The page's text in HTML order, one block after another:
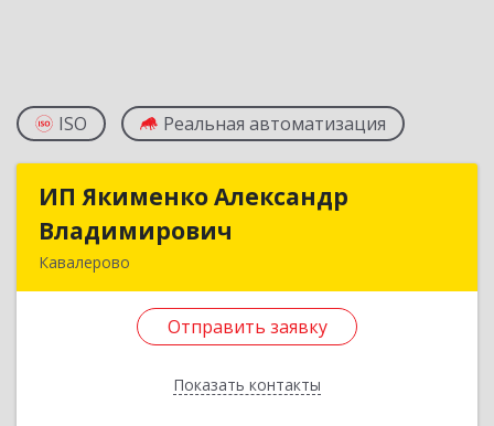
ISO Реальная автоматизация
ИП Якименко Александр
Владимирович
Кавалерово
Отправить заявку
Показать контакты
ИП Якименко Александр
Горнореченский пгт, Октябрьская ул, дом № 5